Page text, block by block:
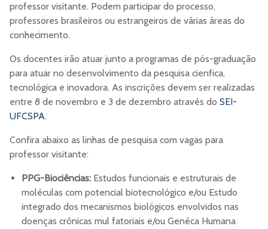
professor visitante. Podem participar do processo,
professores brasileiros ou estrangeiros de várias áreas do
conhecimento.
Os docentes irão atuar junto a programas de pós-graduação
para atuar no desenvolvimento da pesquisa cienfica,
tecnológica e inovadora. As inscrições devem ser realizadas
entre 8 de novembro e 3 de dezembro através do SEI-
UFCSPA.
Confira abaixo as linhas de pesquisa com vagas para
professor visitante:
PPG-Biociências: Estudos funcionais e estruturais de
moléculas com potencial biotecnológico e/ou Estudo
integrado dos mecanismos biológicos envolvidos nas
doenças crônicas mul fatoriais e/ou Genéca Humana